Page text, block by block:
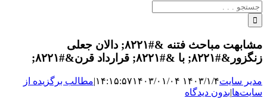
جستجو
برای:
مشابهت مباحث فتنه &#۸۲۲۱; دالان جعلی
زنگزور&#۸۲۲۱; با &#۸۲۲۱; قرارداد قرن&#۸۲۲۱;
مدیر سایت۱۴۰۳/۱/۴ ۱۴:۱۵:۵۷ ۱۴۰۳/۰۱/۰۴ |مطالب برگزیده از
سایت‌ها|بدون دیدگاه